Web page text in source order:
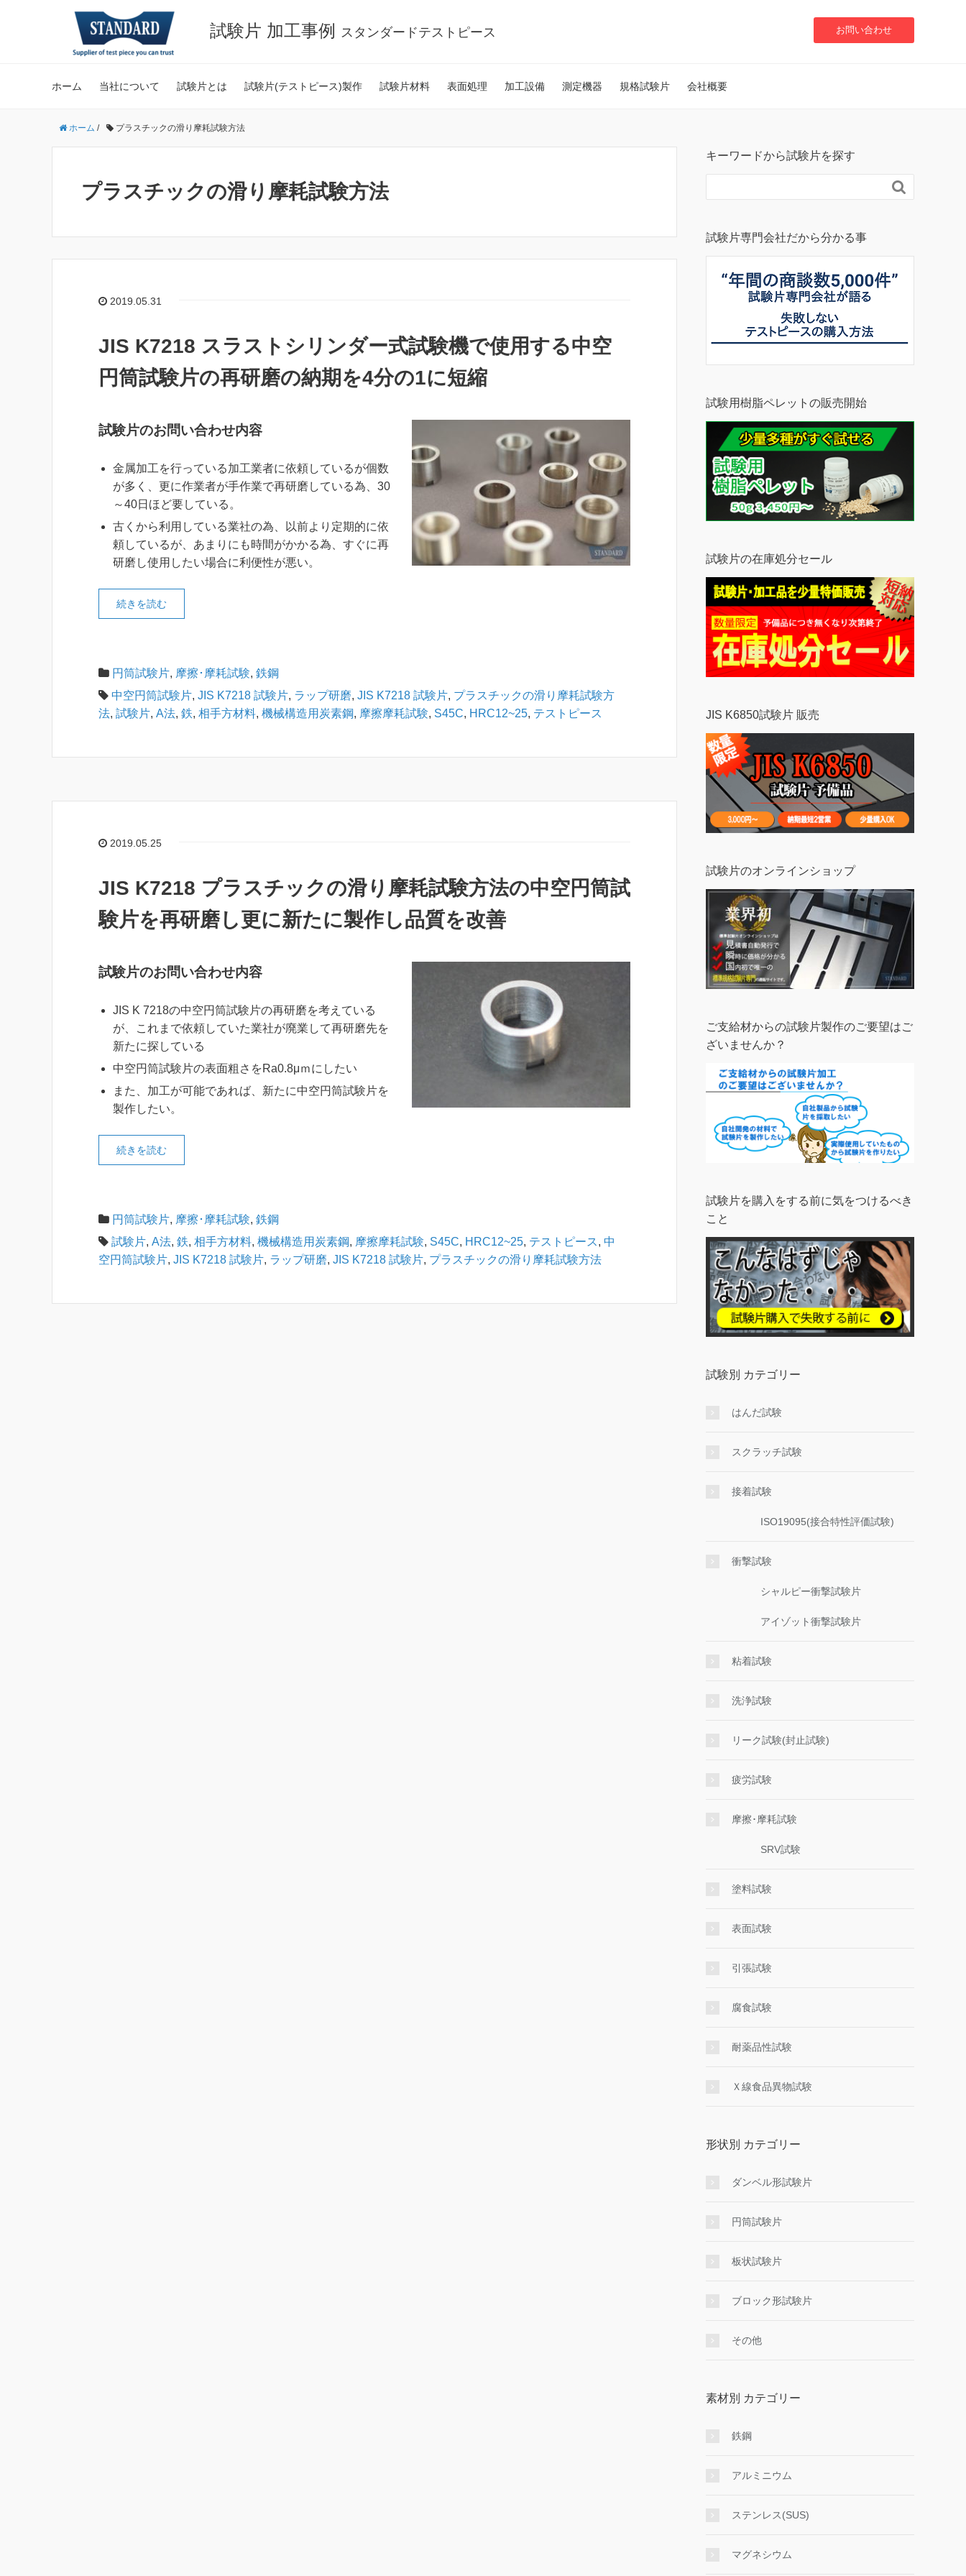
試験片 加工事例 スタンダードテストピース お問い合わせ
ホーム 当社について 試験片とは 試験片(テストピース)製作 試験片材料 表面処理 加工設備 測定機器 規格試験片 会社概要
ホーム / プラスチックの滑り摩耗試験方法
プラスチックの滑り摩耗試験方法
2019.05.31
JIS K7218 スラストシリンダー式試験機で使用する中空
円筒試験片の再研磨の納期を4分の1に短縮
試験片のお問い合わせ内容
金属加工を行っている加工業者に依頼しているが個数
が多く、更に作業者が手作業で再研磨している為、30
～40日ほど要している。
古くから利用している業社の為、以前より定期的に依
頼しているが、あまりにも時間がかかる為、すぐに再
研磨し使用したい場合に利便性が悪い。
続きを読む
円筒試験片, 摩擦･摩耗試験, 鉄鋼
中空円筒試験片, JIS K7218 試験片, ラップ研磨, JIS K7218 試験片, プラスチックの滑り摩耗試験方
法, 試験片, A法, 鉄, 相手方材料, 機械構造用炭素鋼, 摩擦摩耗試験, S45C, HRC12~25, テストピース
2019.05.25
JIS K7218 プラスチックの滑り摩耗試験方法の中空円筒試
験片を再研磨し更に新たに製作し品質を改善
試験片のお問い合わせ内容
JIS K 7218の中空円筒試験片の再研磨を考えている
が、これまで依頼していた業社が廃業して再研磨先を
新たに探している
中空円筒試験片の表面粗さをRa0.8μｍにしたい
また、加工が可能であれば、新たに中空円筒試験片を
製作したい。
続きを読む
円筒試験片, 摩擦･摩耗試験, 鉄鋼
試験片, A法, 鉄, 相手方材料, 機械構造用炭素鋼, 摩擦摩耗試験, S45C, HRC12~25, テストピース, 中
空円筒試験片, JIS K7218 試験片, ラップ研磨, JIS K7218 試験片, プラスチックの滑り摩耗試験方法
キーワードから試験片を探す

試験片専門会社だから分かる事
試験用樹脂ペレットの販売開始
試験片の在庫処分セール
JIS K6850試験片 販売
試験片のオンラインショップ
ご支給材からの試験片製作のご要望はご
ざいませんか？
試験片を購入をする前に気をつけるべき
こと
試験別 カテゴリー
はんだ試験
スクラッチ試験
接着試験
ISO19095(接合特性評価試験)
衝撃試験
シャルピー衝撃試験片
アイゾット衝撃試験片
粘着試験
洗浄試験
リーク試験(封止試験)
疲労試験
摩擦･摩耗試験
SRV試験
塗料試験
表面試験
引張試験
腐食試験
耐薬品性試験
Ｘ線食品異物試験
形状別 カテゴリー
ダンベル形試験片
円筒試験片
板状試験片
ブロック形試験片
その他
素材別 カテゴリー
鉄鋼
アルミニウム
ステンレス(SUS)
マグネシウム